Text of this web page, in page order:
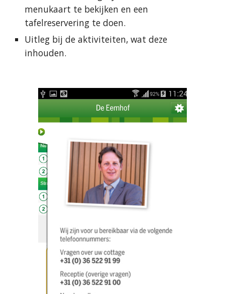
menukaart te bekijken en een
tafelreservering te doen.
Uitleg bij de aktiviteiten, wat deze
inhouden.